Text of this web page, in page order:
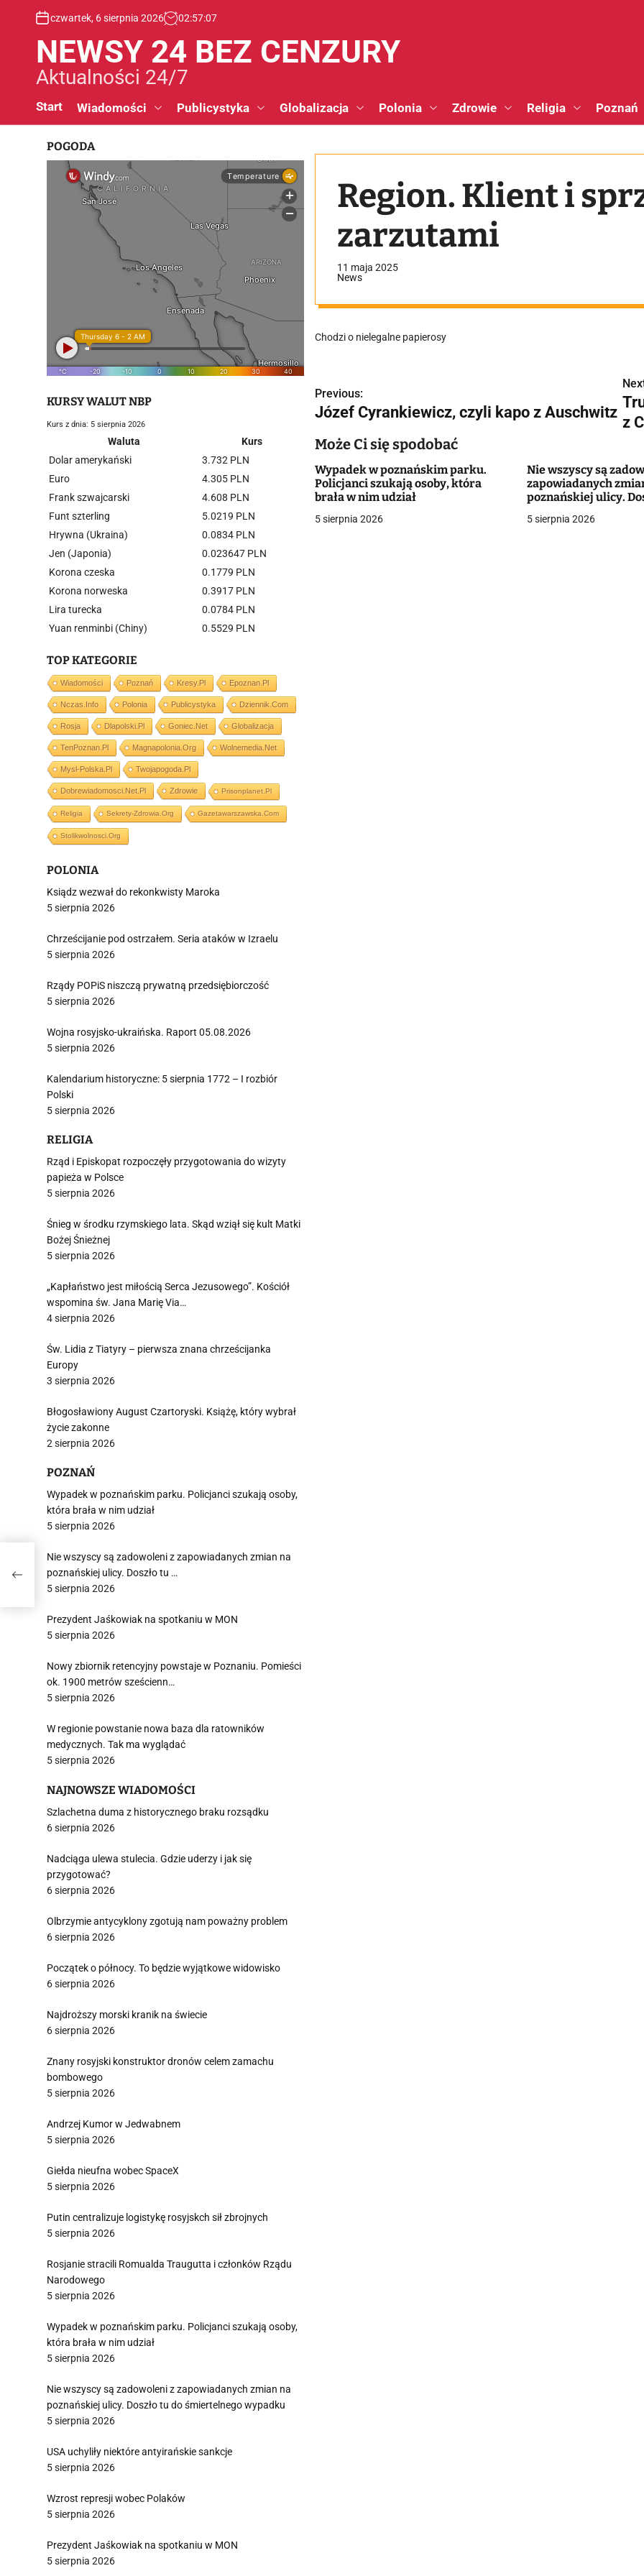
czwartek, 6 sierpnia 2026 02:57:08
NEWSY 24 BEZ CENZURY
Aktualności 24/7
Start Wiadomości Publicystyka Globalizacja Polonia Zdrowie Religia Poznań
Region. Klient i
zarzutami
11 maja 2025
News
Chodzi o nielegalne papierosy
N
a
w
i
g
a
Previous:
Józef Cyrankiewicz, czyli kapo z Auschwitz
z
Może Ci się spodobać
Wypadek w poznańskim parku.
Policjanci szukają osoby, która
brała w nim udział
5 sierpnia 2026
Nie wszyscy są
zapowiadanych
poznańskiej ulicy.
5 sierpnia 2026
POGODA
KURSY WALUT NBP
Kurs z dnia: 5 sierpnia 2026
Waluta
Kurs
Dolar amerykański
3.732 PLN
Euro
4.305 PLN
Frank szwajcarski
4.608 PLN
Funt szterling
5.0219 PLN
Hrywna (Ukraina)
0.0834 PLN
Jen (Japonia)
0.023647 PLN
Korona czeska
0.1779 PLN
Korona norweska
0.3917 PLN
Lira turecka
0.0784 PLN
Yuan renminbi (Chiny)
0.5529 PLN
TOP KATEGORIE
Wiadomości Poznań Kresy.pl Epoznan.pl
Nczas.info Polonia Publicystyka Dziennik.com
Rosja Dlapolski.pl Goniec.net Globalizacja
TenPoznan.pl Magnapolonia.org Wolnemedia.net
Mysl-Polska.pl Twojapogoda.pl
Dobrewiadomosci.net.pl Zdrowie Prisonplanet.pl
Religia Sekrety-Zdrowia.org Gazetawarszawska.com
Stolikwolnosci.org
POLONIA
Ksiądz wezwał do rekonkwisty Maroka
5 sierpnia 2026
Chrześcijanie pod ostrzałem. Seria ataków w Izraelu
5 sierpnia 2026
Rządy POPiS niszczą prywatną przedsiębiorczość
5 sierpnia 2026
Wojna rosyjsko-ukraińska. Raport 05.08.2026
5 sierpnia 2026
Kalendarium historyczne: 5 sierpnia 1772 – I rozbiór
Polski
5 sierpnia 2026
RELIGIA
Rząd i Episkopat rozpoczęły przygotowania do wizyty
papieża w Polsce
5 sierpnia 2026
Śnieg w środku rzymskiego lata. Skąd wziął się kult Matki
Bożej Śnieżnej
5 sierpnia 2026
„Kapłaństwo jest miłością Serca Jezusowego”. Kościół
wspomina św. Jana Marię Via…
4 sierpnia 2026
Św. Lidia z Tiatyry – pierwsza znana chrześcijanka
Europy
3 sierpnia 2026
Błogosławiony August Czartoryski. Książę, który wybrał
życie zakonne
2 sierpnia 2026
POZNAŃ
Wypadek w poznańskim parku. Policjanci szukają osoby,
która brała w nim udział
5 sierpnia 2026
Nie wszyscy są zadowoleni z zapowiadanych zmian na
poznańskiej ulicy. Doszło tu …
5 sierpnia 2026
Prezydent Jaśkowiak na spotkaniu w MON
5 sierpnia 2026
Nowy zbiornik retencyjny powstaje w Poznaniu. Pomieści
ok. 1900 metrów sześcienn…
5 sierpnia 2026
W regionie powstanie nowa baza dla ratowników
medycznych. Tak ma wyglądać
5 sierpnia 2026
NAJNOWSZE WIADOMOŚCI
Szlachetna duma z historycznego braku rozsądku
6 sierpnia 2026
Nadciąga ulewa stulecia. Gdzie uderzy i jak się
przygotować?
6 sierpnia 2026
Olbrzymie antycyklony zgotują nam poważny problem
6 sierpnia 2026
Początek o północy. To będzie wyjątkowe widowisko
6 sierpnia 2026
Najdroższy morski kranik na świecie
6 sierpnia 2026
Znany rosyjski konstruktor dronów celem zamachu
bombowego
5 sierpnia 2026
Andrzej Kumor w Jedwabnem
5 sierpnia 2026
Giełda nieufna wobec SpaceX
5 sierpnia 2026
Putin centralizuje logistykę rosyjskch sił zbrojnych
5 sierpnia 2026
Rosjanie stracili Romualda Traugutta i członków Rządu
Narodowego
5 sierpnia 2026
Wypadek w poznańskim parku. Policjanci szukają osoby,
która brała w nim udział
5 sierpnia 2026
Nie wszyscy są zadowoleni z zapowiadanych zmian na
poznańskiej ulicy. Doszło tu do śmiertelnego wypadku
5 sierpnia 2026
USA uchyliły niektóre antyirańskie sankcje
5 sierpnia 2026
Wzrost represji wobec Polaków
5 sierpnia 2026
Prezydent Jaśkowiak na spotkaniu w MON
5 sierpnia 2026